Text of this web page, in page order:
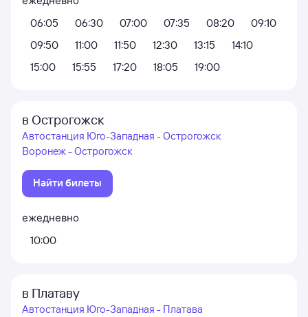
06:05
06:30 07:00 07:35 08:20
09:10
09:50
11:00 11:50 12:30 13:15
14:10
15:00
15:55 17:20 18:05 19:00
в Острогожск
Автостанция Юго-Западная - Острогожск
Воронеж - Острогожск
Найти билеты
ежедневно
10:00
в Платаву
Автостанция Юго-Западная - Платава